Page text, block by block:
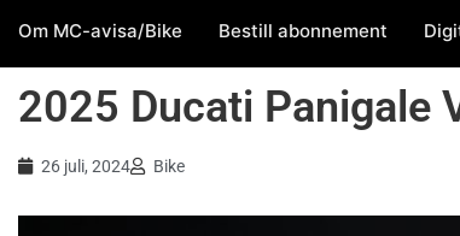
Om MC-avisa/Bike Bestill abonnement
2025 Ducati Panigale
26 juli, 2024 Bike